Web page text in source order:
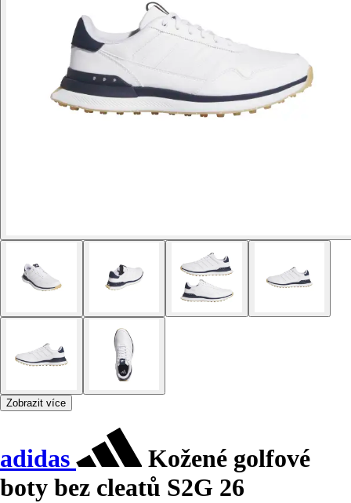
Zobrazit více
adidas
Kožené golfové
boty bez cleatů S2G 26